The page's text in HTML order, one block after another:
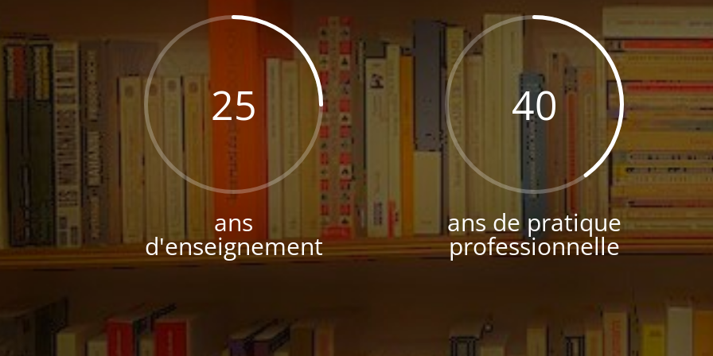
25
ans
d'enseignement
40
ans de pratique
professionnelle